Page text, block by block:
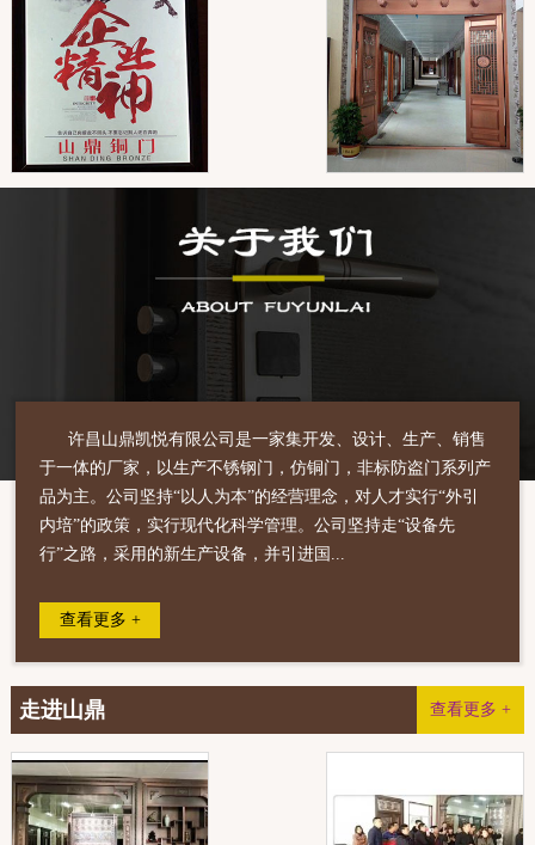
许昌山鼎凯悦有限公司是一家集开发、设计、生产、销售
于一体的厂家，以生产不锈钢门，仿铜门，非标防盗门系列产
品为主。公司坚持“以人为本”的经营理念，对人才实行“外引
内培”的政策，实行现代化科学管理。公司坚持走“设备先
行”之路，采用的新生产设备，并引进国...
查看更多 +
查看更多 +
走进山鼎